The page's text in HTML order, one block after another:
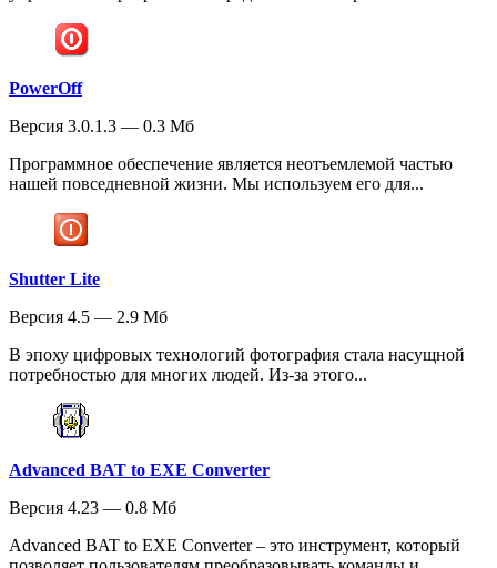
PowerOff
Версия 3.0.1.3 — 0.3 Мб
Программное обеспечение является неотъемлемой частью
нашей повседневной жизни. Мы используем его для...
Shutter Lite
Версия 4.5 — 2.9 Мб
В эпоху цифровых технологий фотография стала насущной
потребностью для многих людей. Из-за этого...
Advanced BAT to EXE Converter
Версия 4.23 — 0.8 Мб
Advanced BAT to EXE Converter – это инструмент, который